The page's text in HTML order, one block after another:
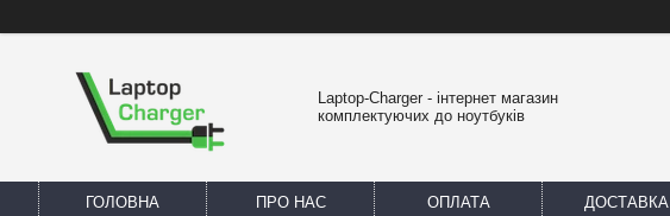
Laptop-Charger - інтернет магазин
комплектуючих до ноутбуків
ГОЛОВНА ПРО НАС ОПЛАТА ДОСТАВКА